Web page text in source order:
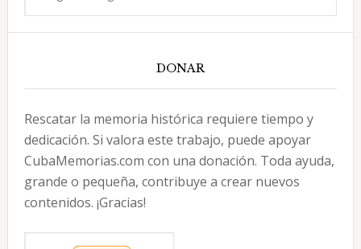
DONAR
Rescatar la memoria histórica requiere tiempo y
dedicación. Si valora este trabajo, puede apoyar
CubaMemorias.com con una donación. Toda ayuda,
grande o pequeña, contribuye a crear nuevos
contenidos. ¡Gracias!